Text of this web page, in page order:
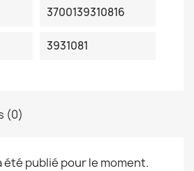
3700139310816
3931081
(0)
été publié pour le moment.